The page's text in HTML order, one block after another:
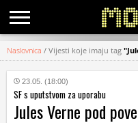
KATEGORIJE
HRVATSKI
WEB
Naslovnica / Vijesti koje imaju tag
23.05. (18:00)
SF s uputstvom za uporabu
Jules Verne pod